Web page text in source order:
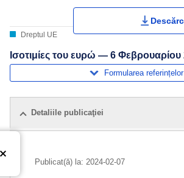
Dreptul UE
Ισοτιμίες του ευρώ — 6 Φεβρουαρίου
Formularea referințelor
Detaliile publicaţiei
Publicat(ă) la: 2024-02-07